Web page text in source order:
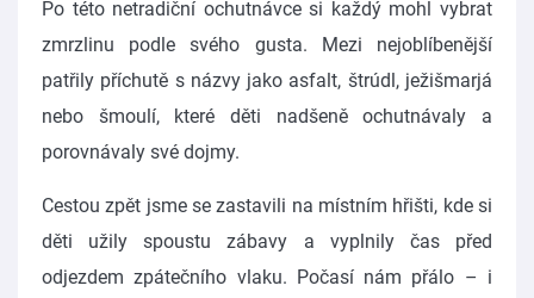
Po této netradiční ochutnávce si každý mohl vybrat
zmrzlinu podle svého gusta. Mezi nejoblíbenější
patřily příchutě s názvy jako asfalt, štrúdl, ježišmarjá
nebo šmoulí, které děti nadšeně ochutnávaly a
porovnávaly své dojmy.
Cestou zpět jsme se zastavili na místním hřišti, kde si
děti užily spoustu zábavy a vyplnily čas před
odjezdem zpátečního vlaku. Počasí nám přálo – i